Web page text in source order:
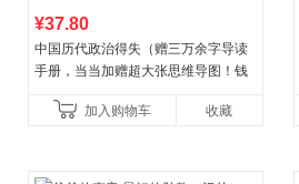
¥37.80
中国历代政治得失（赠三万余字导读
手册，当当加赠超大张思维导图！钱
书社最新修订！中学生
加入购物车 收藏